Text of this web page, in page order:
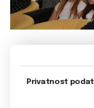
Privatnost